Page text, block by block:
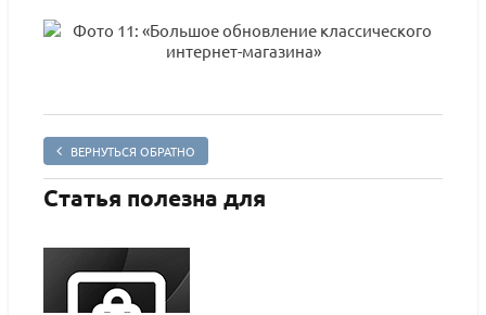
ВЕРНУТЬСЯ ОБРАТНО
Статья полезна для